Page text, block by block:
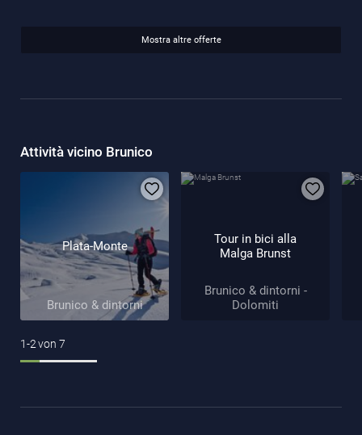
Mostra altre offerte
Attività vicino Brunico
Plata-Monte
Brunico & dintorni
Tour in bici alla
Malga Brunst
Brunico & dintorni -
Dolomiti
1-2von 7